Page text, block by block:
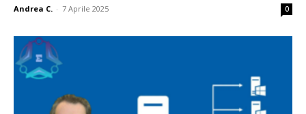
Andrea C. - 7 Aprile 2025 0